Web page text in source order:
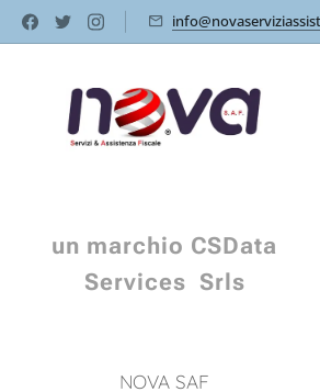
un marchio CSData
Services Srls
NOVA SAF